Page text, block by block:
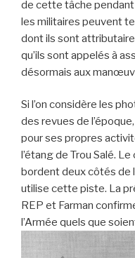
de cette tâche
les militaires peuvent
dont ils sont
qu’ils sont appelés à
désormais aux
Si l’on considère les
des revues de
pour ses propres
l’étang de Trou Salé.
bordent deux côtés de
utilise cette piste. La
REP et Farman
l’Armée quels que